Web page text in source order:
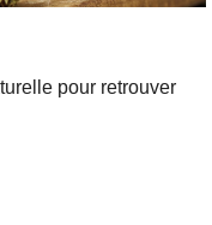
pour retrouver